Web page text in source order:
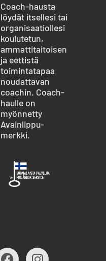
Coach-hausta
löydät itsellesi tai
organisaatiollesi
koulutetun,
ammattitaitoisen
ja eettistä
toimintatapaa
noudattavan
coachin. Coach-
haulle on
myönnetty
Avainlippu-
merkki.